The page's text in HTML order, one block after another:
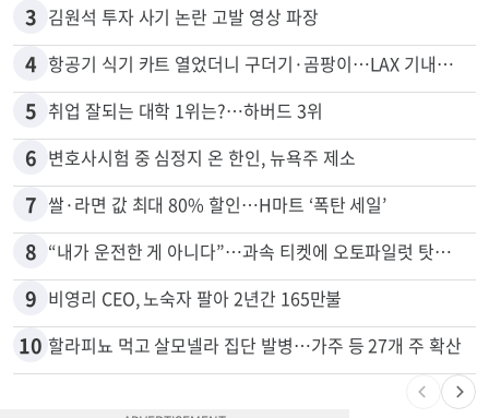
3 김원석 투자 사기 논란 고발 영상 파장
4 항공기 식기 카트 열었더니 구더기·곰팡이…LAX 기내식 업체 논란
5 취업 잘되는 대학 1위는?…하버드 3위
6 변호사시험 중 심정지 온 한인, 뉴욕주 제소
7 쌀·라면 값 최대 80% 할인…H마트 ‘폭탄 세일’
8 “내가 운전한 게 아니다”…과속 티켓에 오토파일럿 탓한 운전자
9 비영리 CEO, 노숙자 팔아 2년간 165만불
10 할라피뇨 먹고 살모넬라 집단 발병…가주 등 27개 주 확산